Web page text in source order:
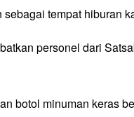
tempat hiburan
personel dari
botol minuman keras